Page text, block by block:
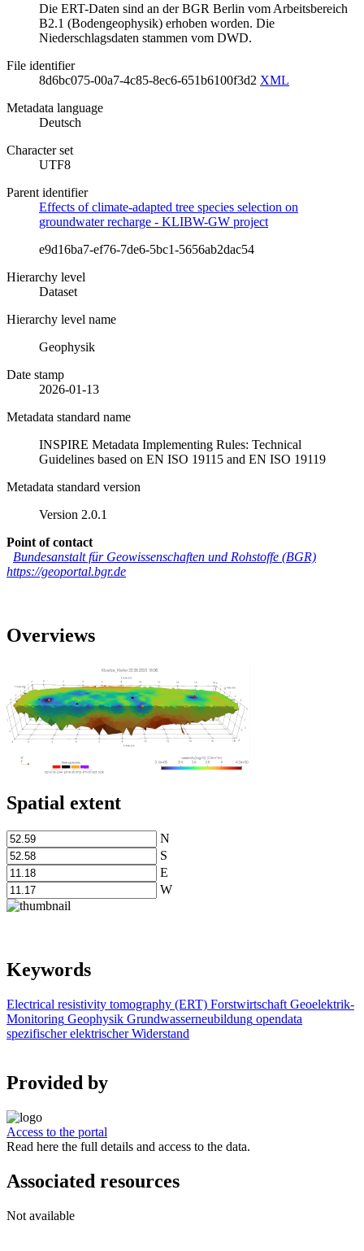
Die ERT-Daten sind an der BGR Berlin vom Arbeitsbereich
B2.1 (Bodengeophysik) erhoben worden. Die
Niederschlagsdaten stammen vom DWD.
File identifier
8d6bc075-00a7-4c85-8ec6-651b6100f3d2 XML
Metadata language
Deutsch
Character set
UTF8
Parent identifier
Effects of climate-adapted tree species selection on
groundwater recharge - KLIBW-GW project
e9d16ba7-ef76-7de6-5bc1-5656ab2dac54
Hierarchy level
Dataset
Hierarchy level name
Geophysik
Date stamp
2026-01-13
Metadata standard name
INSPIRE Metadata Implementing Rules: Technical
Guidelines based on EN ISO 19115 and EN ISO 19119
Metadata standard version
Version 2.0.1
Point of contact
Bundesanstalt für Geowissenschaften und Rohstoffe (BGR)
https://geoportal.bgr.de
Overviews
Spatial extent
N
S
E
W
Keywords
Electrical resistivity tomography (ERT) Forstwirtschaft Geoelektrik-
Monitoring Geophysik Grundwasserneubildung opendata
spezifischer elektrischer Widerstand
Provided by
Access to the portal
Read here the full details and access to the data.
Associated resources
Not available